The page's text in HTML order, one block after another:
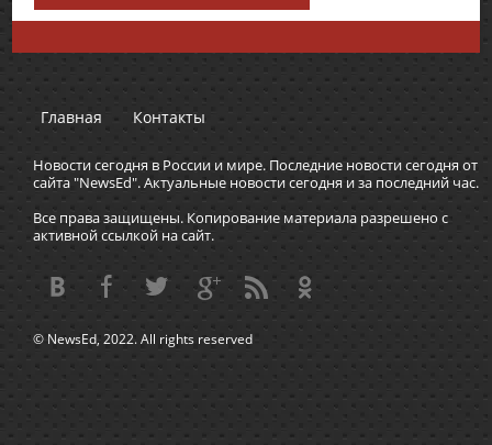
Главная Контакты
Новости сегодня в России и мире. Последние новости сегодня от
сайта "NewsEd". Актуальные новости сегодня и за последний час.
Все права защищены. Копирование материала разрешено с
активной ссылкой на сайт.
© NewsEd, 2022. All rights reserved